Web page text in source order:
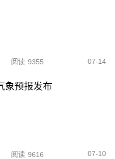
阅读 9355 07-14
象预报发布
阅读 9616 07-10